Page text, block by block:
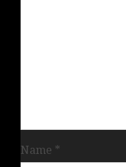
Name *